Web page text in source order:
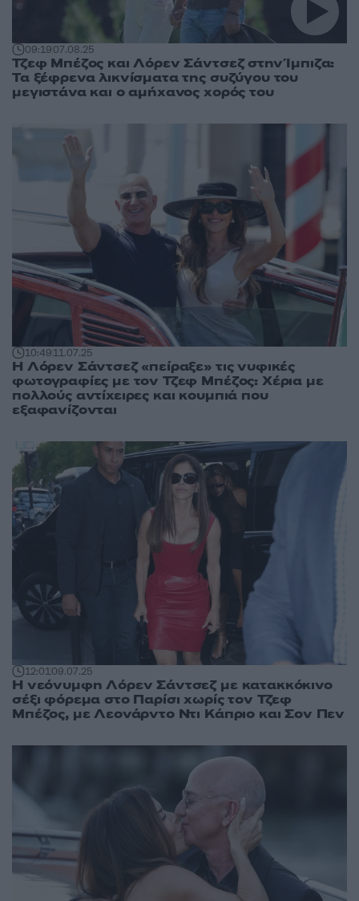
09:1907.08.25
Τζεφ Μπέζος και Λόρεν Σάντσεζ στην Ίμπιζα:
Τα ξέφρενα λικνίσματα της συζύγου του
μεγιστάνα και ο αμήχανος χορός του
10:4911.07.25
Η Λόρεν Σάντσεζ «πείραξε» τις νυφικές
φωτογραφίες με τον Τζεφ Μπέζος: Χέρια με
πολλούς αντίχειρες και κουμπιά που
εξαφανίζονται
12:0109.07.25
Η νεόνυμφη Λόρεν Σάντσεζ με κατακκόκινο
σέξι φόρεμα στο Παρίσι χωρίς τον Τζεφ
Μπέζος, με Λεονάρντο Ντι Κάπριο και Σον Πεν